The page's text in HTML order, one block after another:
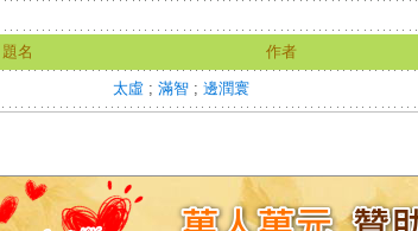
題名 作者
太虛 ; 滿智 ; 邊潤寰